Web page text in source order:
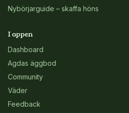
Nybörjarguide – skaffa höns
I appen
Dashboard
Agdas äggbod
Community
Väder
Feedback